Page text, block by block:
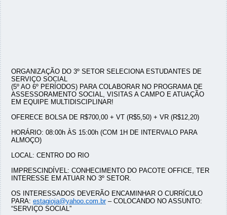
ORGANIZAÇÃO DO 3º SETOR SELECIONA ESTUDANTES DE
SERVIÇO SOCIAL
(5º AO 6º PERÍODOS) PARA COLABORAR NO PROGRAMA DE
ASSESSORAMENTO SOCIAL, VISITAS A CAMPO E ATUAÇÃO
EM EQUIPE MULTIDISCIPLINAR!
OFERECE BOLSA DE R$700,00 + VT (R$5,50) + VR (R$12,20)
HORÁRIO: 08:00h ÀS 15:00h (COM 1H DE INTERVALO PARA
ALMOÇO)
LOCAL: CENTRO DO RIO
IMPRESCINDÍVEL: CONHECIMENTO DO PACOTE OFFICE, TER
INTERESSE EM ATUAR NO 3º SETOR.
OS INTERESSADOS DEVERÃO ENCAMINHAR O CURRÍCULO
PARA: estagioja@yahoo.com.br– COLOCANDO NO ASSUNTO:
“SERVIÇO SOCIAL”